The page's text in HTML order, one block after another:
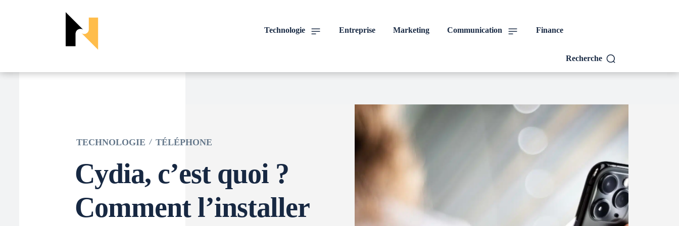
Technologie Entreprise Marketing Communication Finance
Recherche
TECHNOLOGIE TÉLÉPHONE
Cydia, c’est quoi ?
Comment l’installer